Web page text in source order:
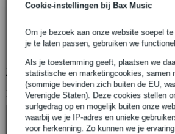
Cookie-instellingen bij Bax Music
Om je bezoek aan onze website soepel
je te laten passen, gebruiken we
Als je toestemming geeft, plaatsen we
statistische en marketingcookies, samen
(sommige bevinden zich buiten de EU,
Verenigde Staten). Deze cookies stellen
surfgedrag op en mogelijk buiten onze
waarbij we je IP-adres en unieke
voor herkenning. Zo kunnen we je
synthesizer
5x Nazca Noodles patchkabels
2x verloopjes van 3.5 mm naar 5-pins DIN
Bekijk alle productspecificaties
Bekijk ook eens (4)